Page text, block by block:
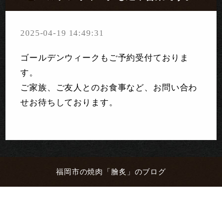
2025-04-19 14:49:31
ゴールデンウィークもご予約受付ておりま
す。
ご家族、ご友人とのお食事など、お問い合わ
せお待ちしております。
福岡市の焼肉「膾炙」のブログ